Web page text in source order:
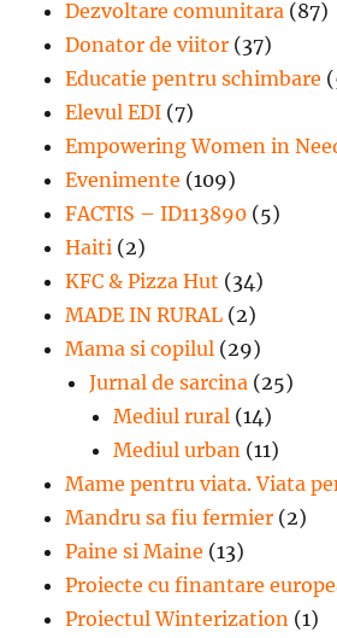
Dezvoltare comunitara (87)
Donator de viitor (37)
Educatie pentru schimbare
Elevul EDI (7)
Empowering Women in
Evenimente (109)
FACTIS – ID113890 (5)
Haiti (2)
KFC & Pizza Hut (34)
MADE IN RURAL (2)
Mama si copilul (29)
Jurnal de sarcina (25)
Mediul rural (14)
Mediul urban (11)
Mame pentru viata. Viata
Mandru sa fiu fermier (2)
Paine si Maine (13)
Proiecte cu finantare
Proiectul Winterization (1)